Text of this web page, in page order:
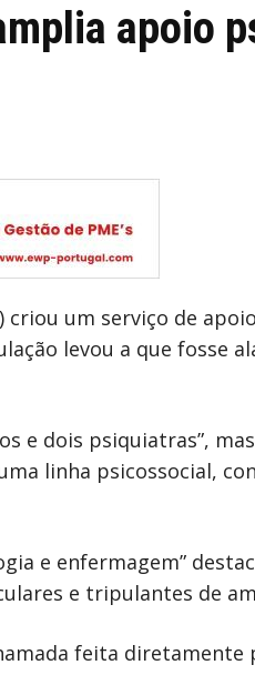
apoio
um serviço de
levou a que fosse
e dois psiquiatras”,
linha psicossocial,
e enfermagem”
e tripulantes de
feita